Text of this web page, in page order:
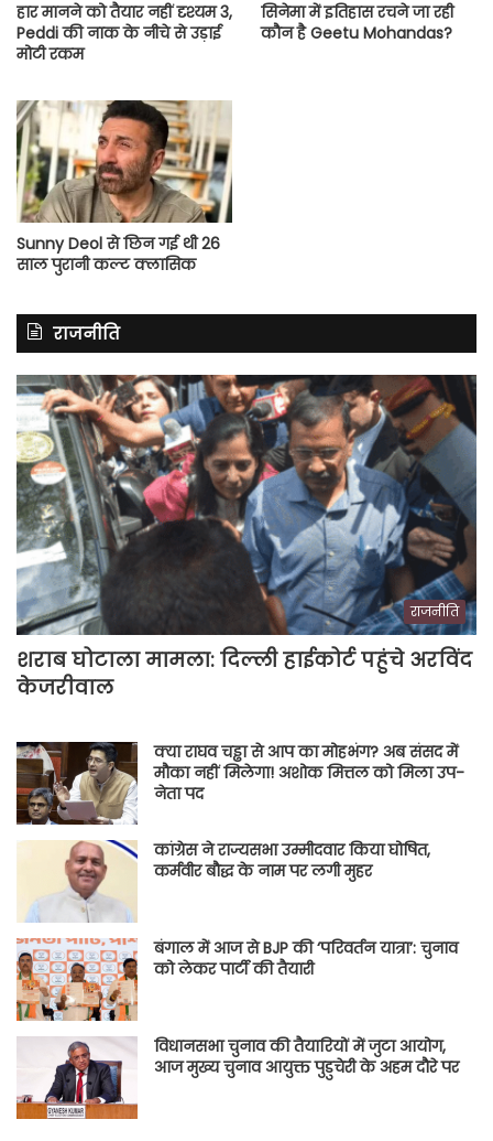
हार मानने को तैयार नहीं दृश्यम 3,
Peddi की नाक के नीचे से उड़ाई
मोटी रकम
सिनेमा में इतिहास रचने जा रही
कौन है Geetu Mohandas?
Sunny Deol से छिन गई थी 26
साल पुरानी कल्ट क्लासिक
राजनीति
राजनीति
शराब घोटाला मामला: दिल्ली हाईकोर्ट पहुंचे अरविंद
केजरीवाल
क्या राघव चड्ढा से आप का मोहभंग? अब संसद में
मौका नहीं मिलेगा! अशोक मित्तल को मिला उप-
नेता पद
कांग्रेस ने राज्यसभा उम्मीदवार किया घोषित,
कर्मवीर बौद्ध के नाम पर लगी मुहर
बंगाल में आज से BJP की ‘परिवर्तन यात्रा’: चुनाव
को लेकर पार्टी की तैयारी
विधानसभा चुनाव की तैयारियों में जुटा आयोग,
आज मुख्य चुनाव आयुक्त पुडुचेरी के अहम दौरे पर